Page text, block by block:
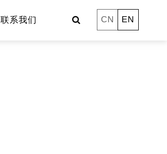
联系我们 CN EN